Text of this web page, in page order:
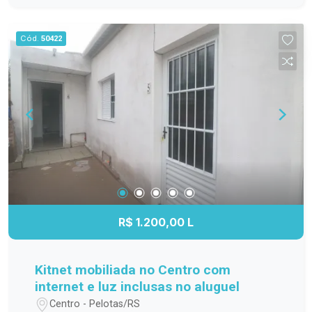
aproveitamento do espaço; Banheiro completo;
Apartamento localizado no 3º andar,
proporcionando mais privacidade, boa ventilação
e excelente iluminação natural. Localização
Localizado na Avenida Duque de Caxias, o
Residencial Estrela Gaúcha oferece fácil acesso
aos principais pontos da cidade. O imóvel está
próximo a supermercados, escolas, farmácias,
transporte público e diversos comércios e
serviços, trazendo mais praticidade para o dia a
de conhecer este apartamento. Entre em contato
e agende sua visita para descobrir tudo o que
Cód. 50422
R$ 1.200,00 L
Kitnet mobiliada no Centro com
internet e luz inclusas no aluguel
Centro - Pelotas/RS